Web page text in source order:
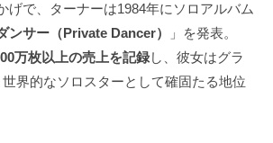
げで、ターナーは1984年にソロアルバム
ンサー（Private Dancer）
」を発表。
万枚以上の売上を記録し、彼女はグラ
界的なソロスターとして確固たる地位